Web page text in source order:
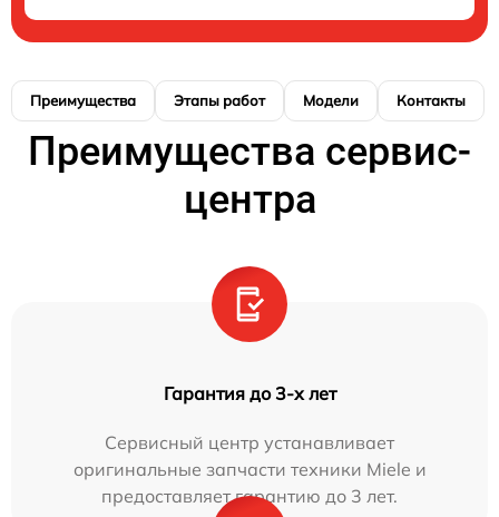
Преимущества Этапы работ Модели Контакты
Преимущества сервис-
центра
Гарантия до 3-х лет
Сервисный центр устанавливает
оригинальные запчасти техники Miele и
предоставляет гарантию до 3 лет.